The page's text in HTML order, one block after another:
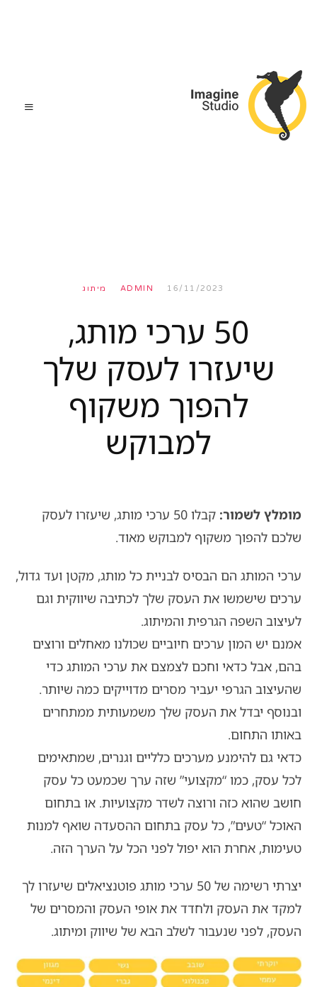
16/11/2023
ADMIN מיתוג
50 ערכי מותג,
שיעזרו לעסק שלך
להפוך משקוף
למבוקש
מומלץ לשמור:
קבלו 50 ערכי מותג, שיעזרו לעסק
שלכם להפוך משקוף למבוקש מאוד.
ערכי המותג הם הבסיס לבניית כל מותג, מקטן ועד גדול,
ערכים שישמשו את העסק שלך לכתיבה שיווקית וגם
לעיצוב השפה הגרפית והמיתוג.
אמנם יש המון ערכים חיוביים שכולנו מאחלים ורוצים
בהם, אבל כדאי וחכם לצמצם את ערכי המותג כדי
שהעיצוב הגרפי יעביר מסרים מדוייקים כמה שיותר.
ובנוסף יבדל את העסק שלך משמעותית ממתחרים
באותו התחום.
כדאי גם להימנע מערכים כלליים וגנרים, שמתאימים
לכל עסק, כמו “מקצועי” שזה ערך שכמעט כל עסק
חושב שהוא כזה ורוצה לשדר מקצועיות. או בתחום
האוכל “טעים”, כל עסק בתחום ההסעדה שואף למנות
טעימות, אחרת הוא יפול לפני הכל על הערך הזה.
יצרתי רשימה של 50 ערכי מותג פוטנציאלים שיעזרו לך
למקד את העסק ולחדד את אופי העסק והמסרים של
העסק, לפני שנעבור לשלב הבא של שיווק ומיתוג.